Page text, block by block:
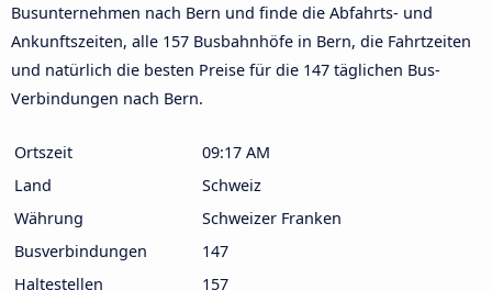
Busunternehmen nach Bern und finde die Abfahrts- und
Ankunftszeiten, alle 157 Busbahnhöfe in Bern, die Fahrtzeiten
und natürlich die besten Preise für die 147 täglichen Bus-
Verbindungen nach Bern.
Ortszeit
09:17 AM
Land
Schweiz
Währung
Schweizer Franken
Busverbindungen
147
Haltestellen
157